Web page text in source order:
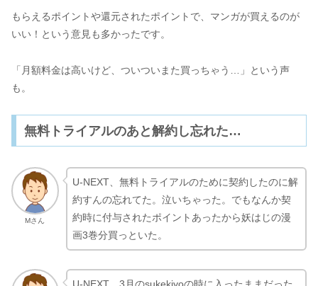
もらえるポイントや還元されたポイントで、マンガが買えるのが
いい！という意見も多かったです。
「月額料金は高いけど、ついついまた買っちゃう…」という声
も。
無料トライアルのあと解約し忘れた…
Mさん
U-NEXT、無料トライアルのために契約したのに解
約すんの忘れてた。泣いちゃった。でもなんか契
約時に付与されたポイントあったから妖はじの漫
画3巻分買っといた。
U-NEXT、3月のsukekiyoの時に入ったままだった